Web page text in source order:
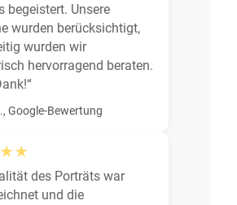
begeistert. Unsere
wurden berücksichtigt,
wurden wir
hervorragend beraten.
Google-Bewertung
des Porträts war
und die